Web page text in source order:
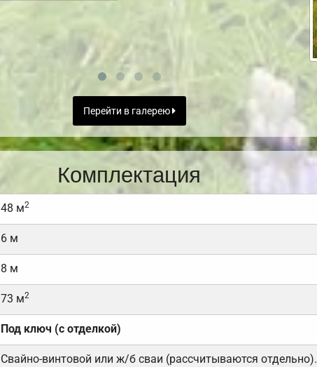
Перейти в галерею
Комплектация
48 м2
6 м
8 м
73 м2
Под ключ (с отделкой)
Свайно-винтовой или ж/б сваи (рассчитываются отдельно).